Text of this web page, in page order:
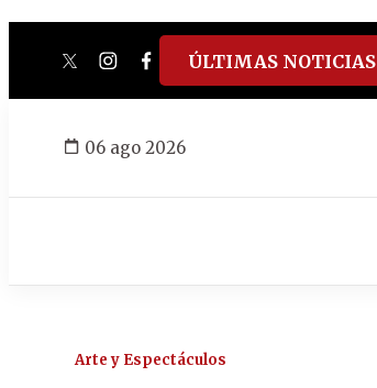
twitterinstagram
facebook
tiktokyoutube
spotify
ÚLTIMAS NOTICIAS
06 ago 2026
Arte y Espectáculos